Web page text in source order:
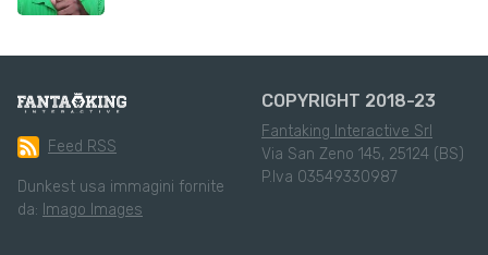
Feed RSS
Dunkest usa immagini fornite
da: Imago Images
COPYRIGHT 2018-23
Fantaking Interactive Srl
Via San Zeno 145, 25124 (BS)
P.Iva 03549330987